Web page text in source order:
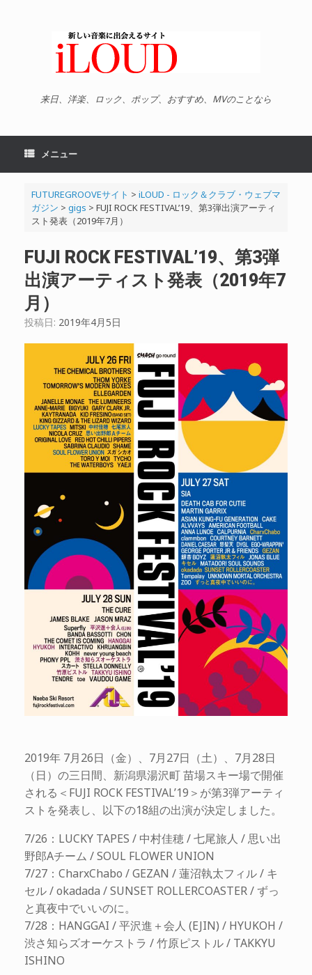
来日、洋楽、ロック、ポップ、おすすめ、MVのことなら
メニュー
FUTUREGROOVEサイト > iLOUD - ロック＆クラブ・ウェブマ
ガジン > gigs > FUJI ROCK FESTIVAL’19、第3弾出演アーティ
スト発表（2019年7月）
FUJI ROCK FESTIVAL’19、第3弾
出演アーティスト発表（2019年7
月）
投稿日: 2019年4月5日
2019年 7月26日（金）、7月27日（土）、7月28日
（日）の三日間、新潟県湯沢町 苗場スキー場で開催
される＜FUJI ROCK FESTIVAL’19＞が第3弾アーティ
ストを発表し、以下の18組の出演が決定しました。
7/26：LUCKY TAPES / 中村佳穂 / 七尾旅人 / 思い出
野郎Aチーム / SOUL FLOWER UNION
7/27：CharxChabo / GEZAN / 蓮沼執太フィル / キ
セル / okadada / SUNSET ROLLERCOASTER / ずっ
と真夜中でいいのに。
7/28：HANGGAI / 平沢進＋会人 (EJIN) / HYUKOH /
渋さ知らズオーケストラ / 竹原ピストル / TAKKYU
ISHINO